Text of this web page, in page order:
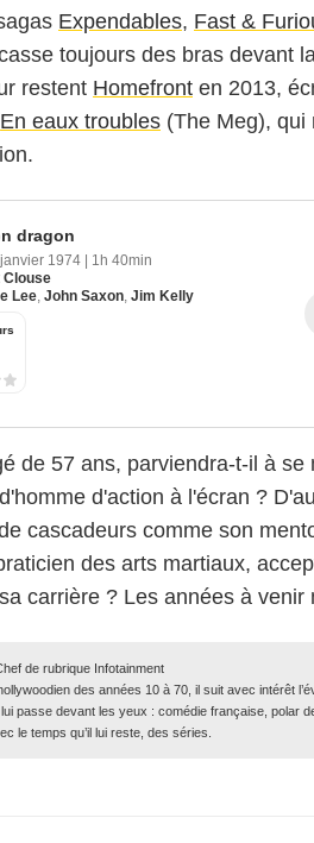
Expendables, Fast &
toujours des bras devant
restent Homefront en 2013,
En eaux troubles (The Meg), qui
dragon
1974
1h 40min
Clouse
Lee, John Saxon, Jim Kelly
de 57 ans, parviendra-t-il à se
d'action à l'écran ?
cascadeurs comme son
des arts martiaux,
carrière ? Les années à venir
de rubrique Infotainment
des années 10 à 70, il suit avec intérêt
passe devant les yeux : comédie française, polar
le temps qu’il lui reste, des séries.